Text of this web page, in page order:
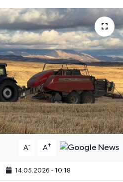
A- A+
14.05.2026 - 10:18